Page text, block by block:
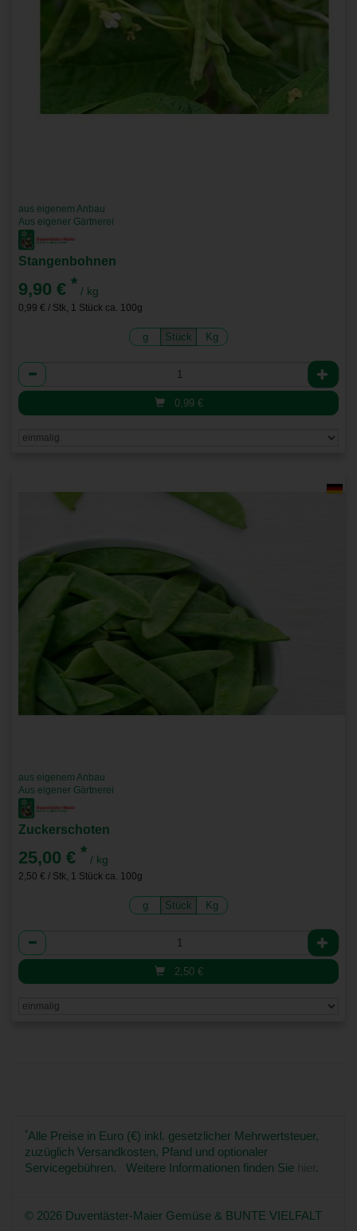
aus eigenem Anbau
Aus eigener Gärtnerei
Stangenbohnen
9,90 € * / kg
0,99 € / Stk, 1 Stück ca. 100g
g Stück Kg
Anzahl
0,99 €
aus eigenem Anbau
Aus eigener Gärtnerei
Zuckerschoten
25,00 € * / kg
2,50 € / Stk, 1 Stück ca. 100g
g Stück Kg
Anzahl
2,50 €
*Alle Preise in Euro (€) inkl. gesetzlicher Mehrwertsteuer,
zuzüglich Versandkosten, Pfand und optionaler
Servicegebühren. Weitere Informationen finden Sie hier.
© 2026 Duventäster-Maier Gemüse & BUNTE VIELFALT